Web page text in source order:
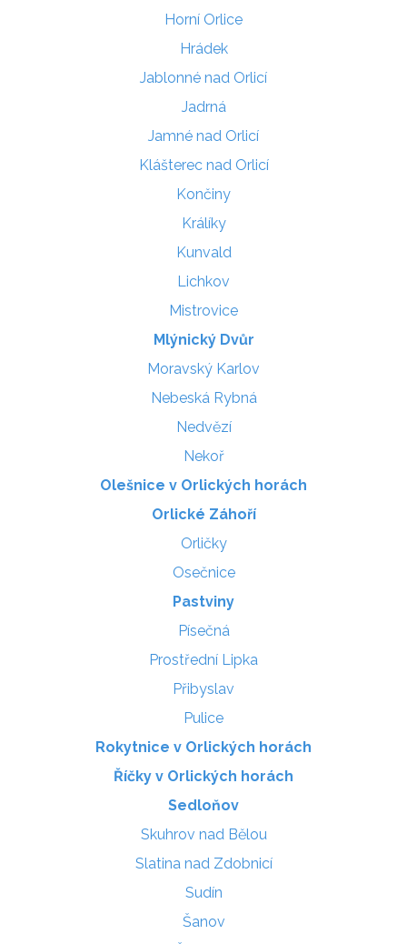
Horní Orlice
Hrádek
Jablonné nad Orlicí
Jadrná
Jamné nad Orlicí
Klášterec nad Orlicí
Končiny
Králíky
Kunvald
Lichkov
Mistrovice
Mlýnický Dvůr
Moravský Karlov
Nebeská Rybná
Nedvězí
Nekoř
Olešnice v Orlických horách
Orlické Záhoří
Orličky
Osečnice
Pastviny
Písečná
Prostřední Lipka
Přibyslav
Pulice
Rokytnice v Orlických horách
Říčky v Orlických horách
Sedloňov
Skuhrov nad Bělou
Slatina nad Zdobnicí
Sudín
Šanov